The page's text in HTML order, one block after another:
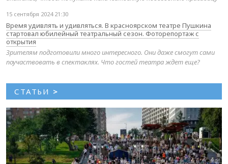
15 сентября 2024 21:30
Время удивлять и удивляться. В красноярском театре Пушкина
стартовал юбилейный театральный сезон. Фоторепортаж с
открытия
Зрителям подготовили много интересного. Они даже смогут сами
поучаствовать в спектаклях. Что гостей театра ждет еще?
СТАТЬИ >